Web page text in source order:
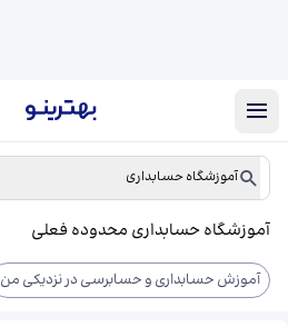
آموزشگاه حسابداری
آموزشگاه حسابداری محدوده فعلی
آموزش حسابداری و حسابرسی در نزدیکی من